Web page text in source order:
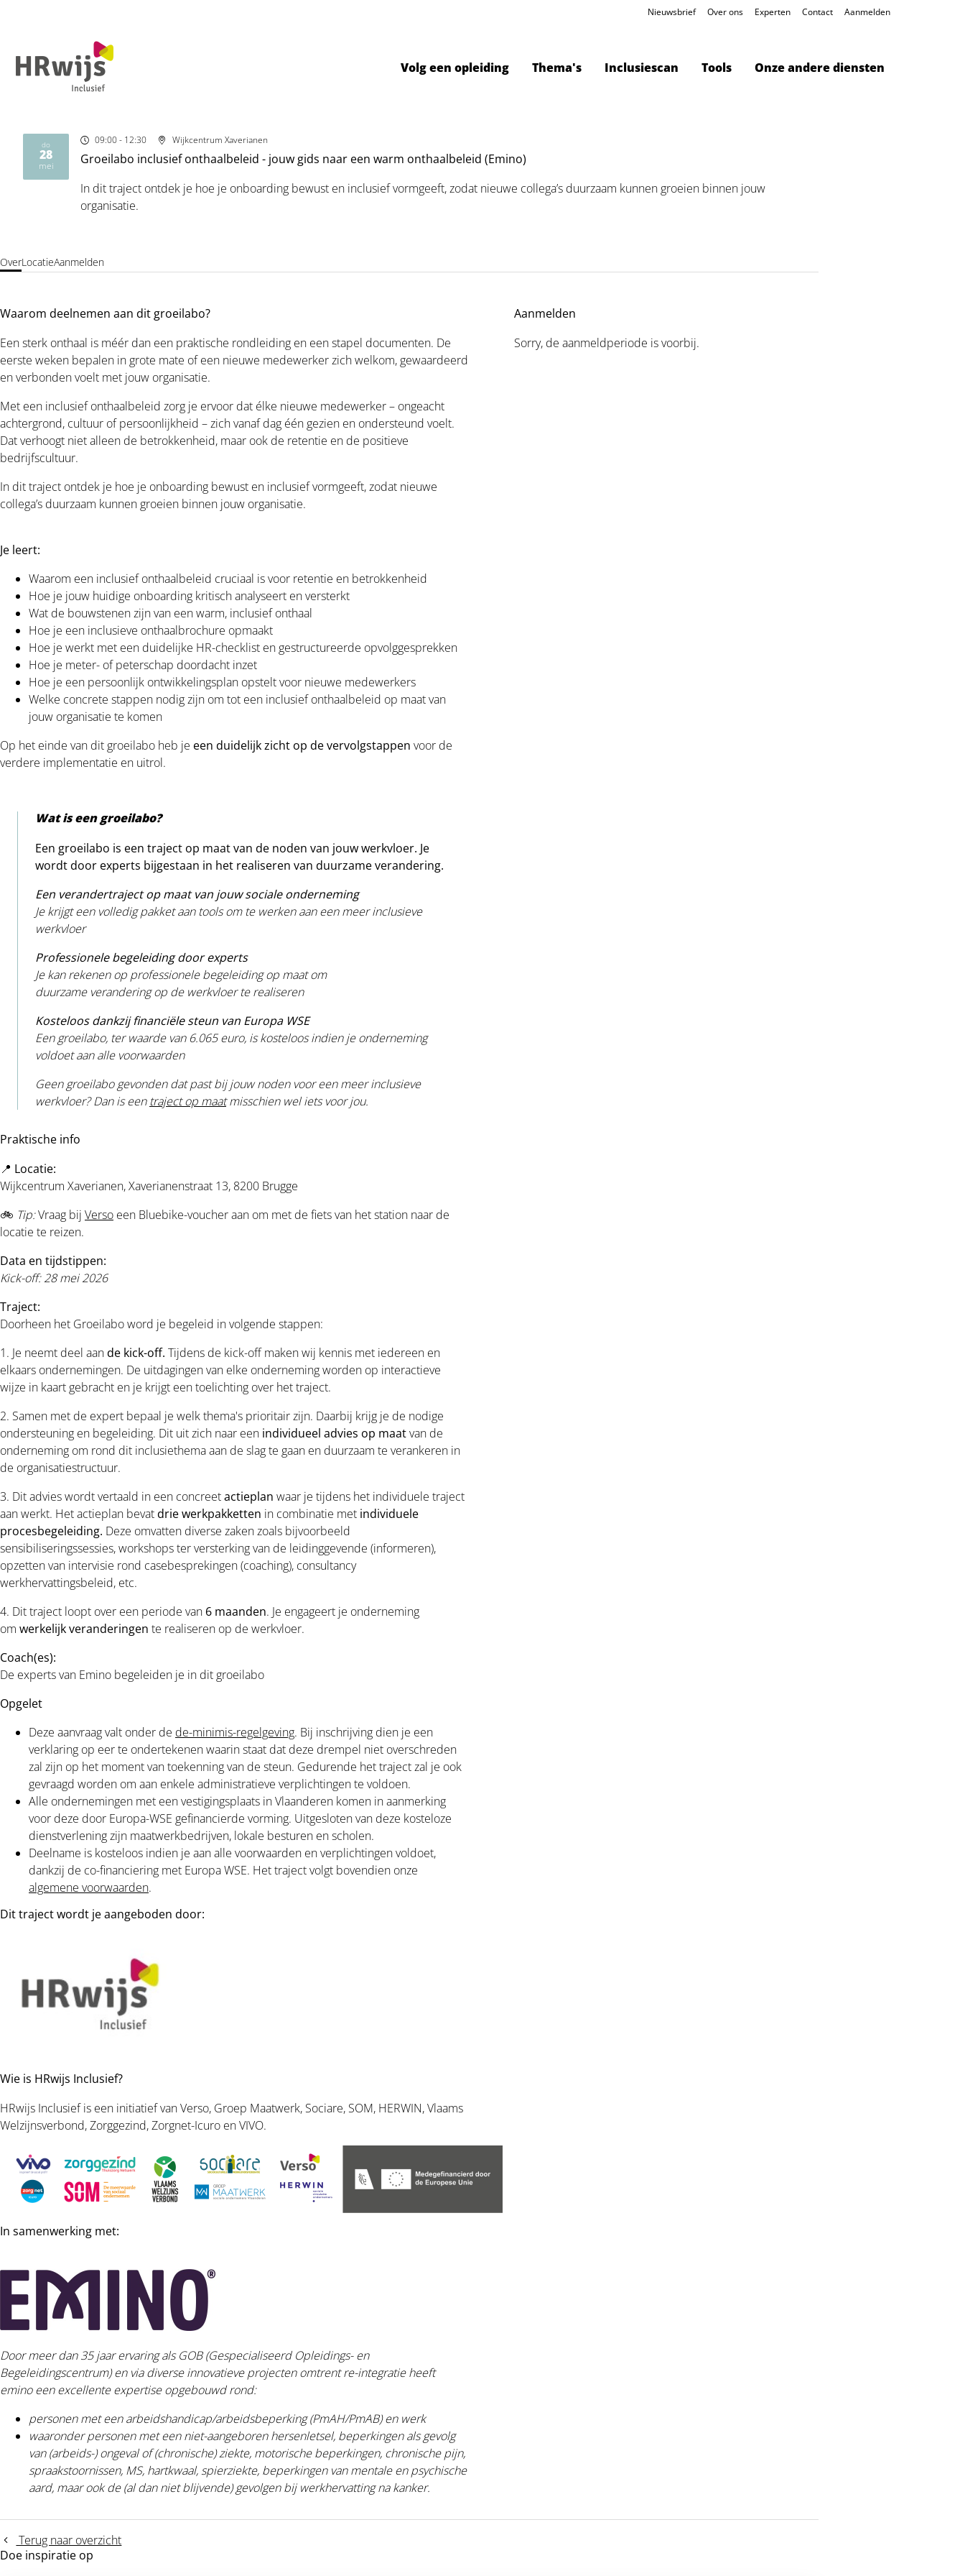
Volg een opleiding Thema's Inclusiescan Tools Onze andere diensten
Nieuwsbrief Over ons Experten Contact Aanmelden
do
28
mei
2026
09:00- 12:30 Wijkcentrum Xaverianen
Groeilabo inclusief onthaalbeleid - jouw gids naar een warm onthaalbeleid (Emino)
In dit traject ontdek je hoe je onboarding bewust en inclusief vormgeeft, zodat nieuwe collega’s duurzaam kunnen groeien binnen jouw
organisatie.
OverLocatieAanmelden
Waarom deelnemen aan dit groeilabo?
Een sterk onthaal is méér dan een praktische rondleiding en een stapel documenten. De
eerste weken bepalen in grote mate of een nieuwe medewerker zich welkom, gewaardeerd
en verbonden voelt met jouw organisatie.
Met een inclusief onthaalbeleid zorg je ervoor dat élke nieuwe medewerker – ongeacht
achtergrond, cultuur of persoonlijkheid – zich vanaf dag één gezien en ondersteund voelt.
Dat verhoogt niet alleen de betrokkenheid, maar ook de retentie en de positieve
bedrijfscultuur.
In dit traject ontdek je hoe je onboarding bewust en inclusief vormgeeft, zodat nieuwe
collega’s duurzaam kunnen groeien binnen jouw organisatie.
Je leert:
Waarom een inclusief onthaalbeleid cruciaal is voor retentie en betrokkenheid
Hoe je jouw huidige onboarding kritisch analyseert en versterkt
Wat de bouwstenen zijn van een warm, inclusief onthaal
Hoe je een inclusieve onthaalbrochure opmaakt
Hoe je werkt met een duidelijke HR-checklist en gestructureerde opvolggesprekken
Hoe je meter- of peterschap doordacht inzet
Hoe je een persoonlijk ontwikkelingsplan opstelt voor nieuwe medewerkers
Welke concrete stappen nodig zijn om tot een inclusief onthaalbeleid op maat van
jouw organisatie te komen
Op het einde van dit groeilabo heb je een duidelijk zicht op de vervolgstappen voor de
verdere implementatie en uitrol.
Wat is een groeilabo?
Een groeilabo is een traject op maat van de noden van jouw werkvloer. Je
wordt door experts bijgestaan in het realiseren van duurzame verandering.
Een verandertraject op maat van jouw sociale onderneming
Je krijgt een volledig pakket aan tools om te werken aan een meer inclusieve
werkvloer
Professionele begeleiding door experts
Je kan rekenen op professionele begeleiding op maatom
duurzameveranderingop de werkvloer te realiseren
Kosteloos dankzij financiële steun van Europa WSE
Een groeilabo, ter waarde van 6.065 euro, is kosteloos indien je onderneming
voldoet aan alle voorwaarden
Geen groeilabo gevonden dat past bij jouw noden voor een meer inclusieve
werkvloer? Dan is een traject op maatmisschien wel iets voor jou.
Praktische info
📍 Locatie:
Wijkcentrum Xaverianen, Xaverianenstraat 13, 8200 Brugge
🚲 Tip:Vraag bij Verso een Bluebike-voucher aan om met de fiets van het station naar de
locatie te reizen.
Data en tijdstippen:
Kick-off: 28 mei 2026
Traject:
Doorheen het Groeilabo word je begeleid in volgende stappen:
1. Je neemt deel aande kick-off. Tijdens de kick-off maken wij kennis met iedereen en
elkaars ondernemingen. De uitdagingen van elke onderneming worden op interactieve
wijze in kaart gebracht en je krijgt een toelichting over het traject.
2. Samen met de expert bepaal je welk thema's prioritair zijn. Daarbij krijg je de nodige
ondersteuning en begeleiding. Dit uit zich naar een individueel advies op maatvan de
onderneming om rond dit inclusiethema aan de slag te gaan en duurzaam te verankeren in
de organisatiestructuur.
3. Dit advies wordt vertaald in een concreetactieplan waar je tijdens het individuele traject
aan werkt. Het actieplan bevatdrie werkpakketten in combinatie met individuele
procesbegeleiding. Deze omvatten diverse zaken zoals bijvoorbeeld
sensibiliseringssessies, workshops ter versterking van de leidinggevende (informeren),
opzetten van intervisie rond casebesprekingen (coaching), consultancy
werkhervattingsbeleid, etc.
4. Dit traject loopt over een periode van 6 maanden. Je engageert je onderneming
om werkelijk veranderingen te realiseren op de werkvloer.
Coach(es):
De experts van Emino begeleiden je in dit groeilabo
Opgelet
Deze aanvraag valt onder de de-minimis-regelgeving. Bij inschrijving dien je een
verklaring op eer te ondertekenen waarin staat dat deze drempel niet overschreden
zal zijn op het moment van toekenning van de steun. Gedurende het traject zal je ook
gevraagd worden om aan enkele administratieve verplichtingen te voldoen.
Alle ondernemingen met een vestigingsplaats in Vlaanderen komen in aanmerking
voor deze door Europa-WSE gefinancierde vorming. Uitgesloten van deze kosteloze
dienstverlening zijn maatwerkbedrijven, lokale besturen en scholen.
Deelname is kosteloos indien je aan alle voorwaarden en verplichtingen voldoet,
dankzij de co-financiering met Europa WSE. Het traject volgt bovendien onze
algemene voorwaarden.
Dit traject wordt je aangeboden door:
Wie is HRwijs Inclusief?
HRwijs Inclusief is een initiatief van Verso, Groep Maatwerk, Sociare, SOM, HERWIN, Vlaams
Welzijnsverbond, Zorggezind, Zorgnet-Icuro en VIVO.
In samenwerking met:
Door meer dan 35 jaar ervaring als GOB (Gespecialiseerd Opleidings- en
Begeleidingscentrum) en via diverse innovatieve projecten omtrent re-integratie heeft
emino een excellente expertise opgebouwd rond:
personen met een arbeidshandicap/arbeidsbeperking (PmAH/PmAB) en werk
waaronder personen met een niet-aangeboren hersenletsel, beperkingen als gevolg
van (arbeids-) ongeval of (chronische) ziekte, motorische beperkingen, chronische pijn,
spraakstoornissen, MS, hartkwaal, spierziekte, beperkingen van mentale en psychische
aard, maar ook de (al dan niet blijvende) gevolgen bij werkhervatting na kanker.
Aanmelden
Sorry, de aanmeldperiode is voorbij.
Terug naar overzicht
Doe inspiratie op